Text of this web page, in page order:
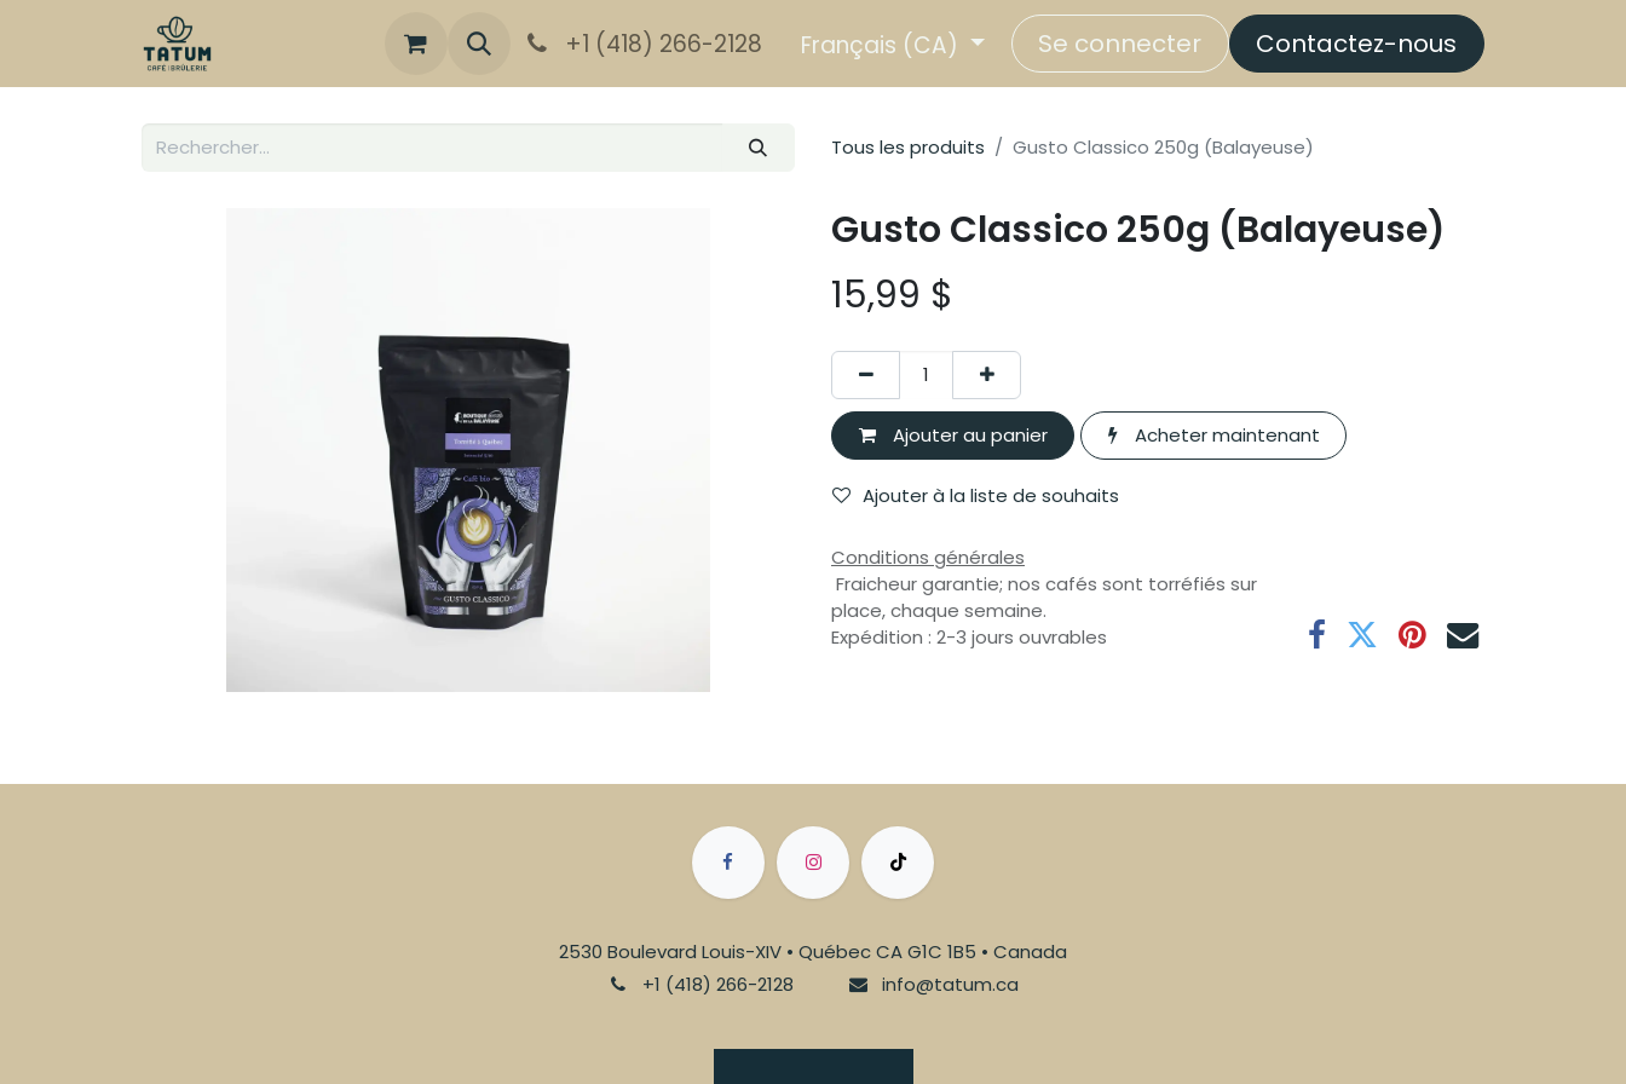
+1 (418) 266-2128 Français (CA) Se connecter Contactez-nous
Tous les produits Gusto Classico 250g (Balayeuse)
Gusto Classico 250g (Balayeuse)
15,99 $
Ajouter au panier Acheter maintenant
Ajouter à la liste de souhaits
Conditions générales
Fraicheur garantie; nos cafés sont torréfiés sur
place, chaque semaine.
Expédition : 2-3 jours ouvrables
2530 Boulevard Louis-XIV • Québec CA G1C 1B5 • Canada
+1 (418) 266-2128
info@tatum.ca